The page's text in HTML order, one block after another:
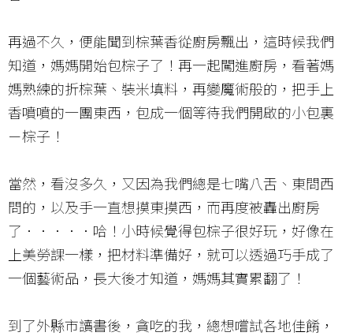
再過不久，便能聞到棕葉香從廚房飄出，這時候我們
知道，媽媽開始包棕子了！再一起闖進廚房，看著媽
媽熟練的折棕葉、裝米填料，再變魔術般的，把手上
香噴噴的一團東西，包成一個等待我們開啟的小包裏
－棕子！
當然，看沒多久，又因為我們總是七嘴八舌、東問西
問的，以及手一直想摸東摸西，而再度被轟出廚房
了．．．．．哈！小時候覺得包棕子很好玩，好像在
上美勞課一樣，把材料準備好，就可以透過巧手成了
一個藝術品，長大後才知道，媽媽其實累翻了！
到了外縣市讀書後，貪吃的我，總想嚐試各地佳餚，